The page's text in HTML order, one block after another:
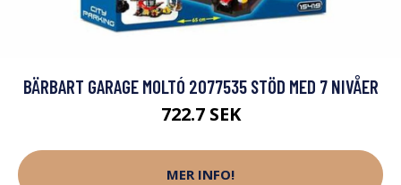
BÄRBART GARAGE MOLTÓ 2077535 STÖD MED 7 NIVÅER
722.7 SEK
MER INFO!